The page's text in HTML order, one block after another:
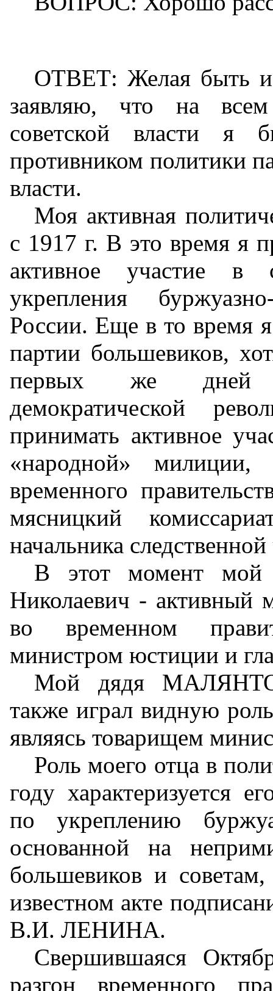
ОТВЕТ: Желая быть
заявляю, что на всем
советской власти я
противником политики
власти.
Моя активная
с 1917 г. В это время я
активное участие в
укрепления
России. Еще в то время
партии большевиков,
первых же дней
демократической
принимать активное
«народной» милиции,
временного
мясницкий
начальника следственной
В этот момент
Николаевич - активный
во временном
министром юстиции и
Мой дядя
также играл видную
являясь товарищем
Роль моего отца в
году характеризуется
по укреплению
основанной на
большевиков и
известном акте
В.И. ЛЕНИНА.
Свершившаяся
разгон временного